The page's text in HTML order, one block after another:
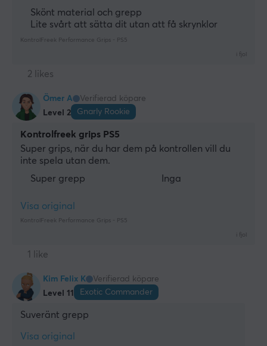
Skönt material och grepp
Lite svårt att sätta dit utan att få skrynklor
KontrolFreek Performance Grips - PS5
2 likes
Ömer A
Verifierad köpare
Level 2
Gnarly Rookie
Kontrolfreek grips PS5
Super grips, när du har dem på kontrollen vill du
inte spela utan dem.
Super grepp
Inga
Visa original
KontrolFreek Performance Grips - PS5
1 like
Kim Felix K
Verifierad köpare
Level 11
Exotic Commander
Suveränt grepp
Visa original